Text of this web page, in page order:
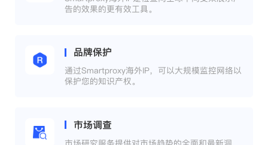
告的效果的更有效工具。
品牌保护
通过Smartproxy海外IP，可以大规模监控网络以
保护您的知识产权。
市场调查